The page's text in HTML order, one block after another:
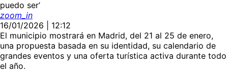
zoom_in
16/01/2026 | 12:12
El municipio mostrará en Madrid, del 21 al 25 de enero,
una propuesta basada en su identidad, su calendario de
grandes eventos y una oferta turística activa durante todo
el año.